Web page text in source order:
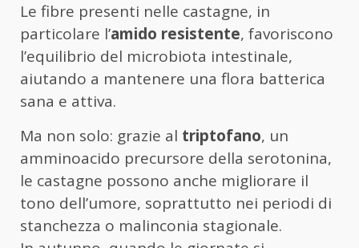
Le fibre presenti nelle castagne, in
particolare l’amido resistente, favoriscono
l’equilibrio del microbiota intestinale,
aiutando a mantenere una flora batterica
sana e attiva.
Ma non solo: grazie al triptofano, un
amminoacido precursore della serotonina,
le castagne possono anche migliorare il
tono dell’umore, soprattutto nei periodi di
stanchezza o malinconia stagionale.